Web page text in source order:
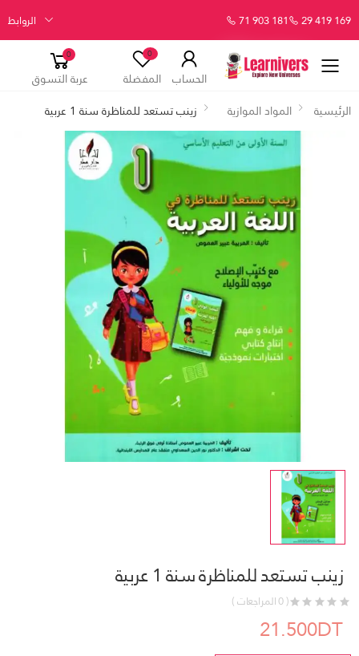
29 419 169
71 903 181 الروابط
الحساب
0
المفضلة
0
عربة التسوق
الرئيسية
المواد الموازية زينب تستعد للمناظرة سنة 1 عربية
زينب تستعد للمناظرة سنة 1 عربية
( 0 المراجعات )
21.500DT